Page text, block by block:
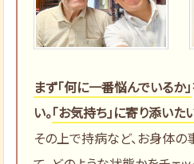
まず「何に一番悩んでいるか」
い。「お気持ち」に寄り添いた
その上で持病など、お身体